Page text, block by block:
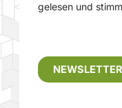
gelesen und